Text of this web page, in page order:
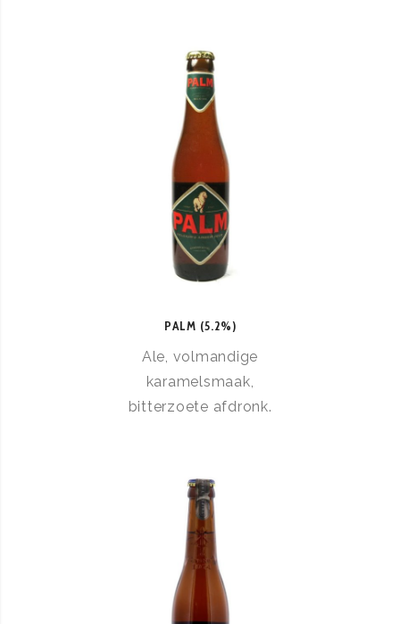
PALM (5.2%)
Ale, volmandige
karamelsmaak,
bitterzoete afdronk.